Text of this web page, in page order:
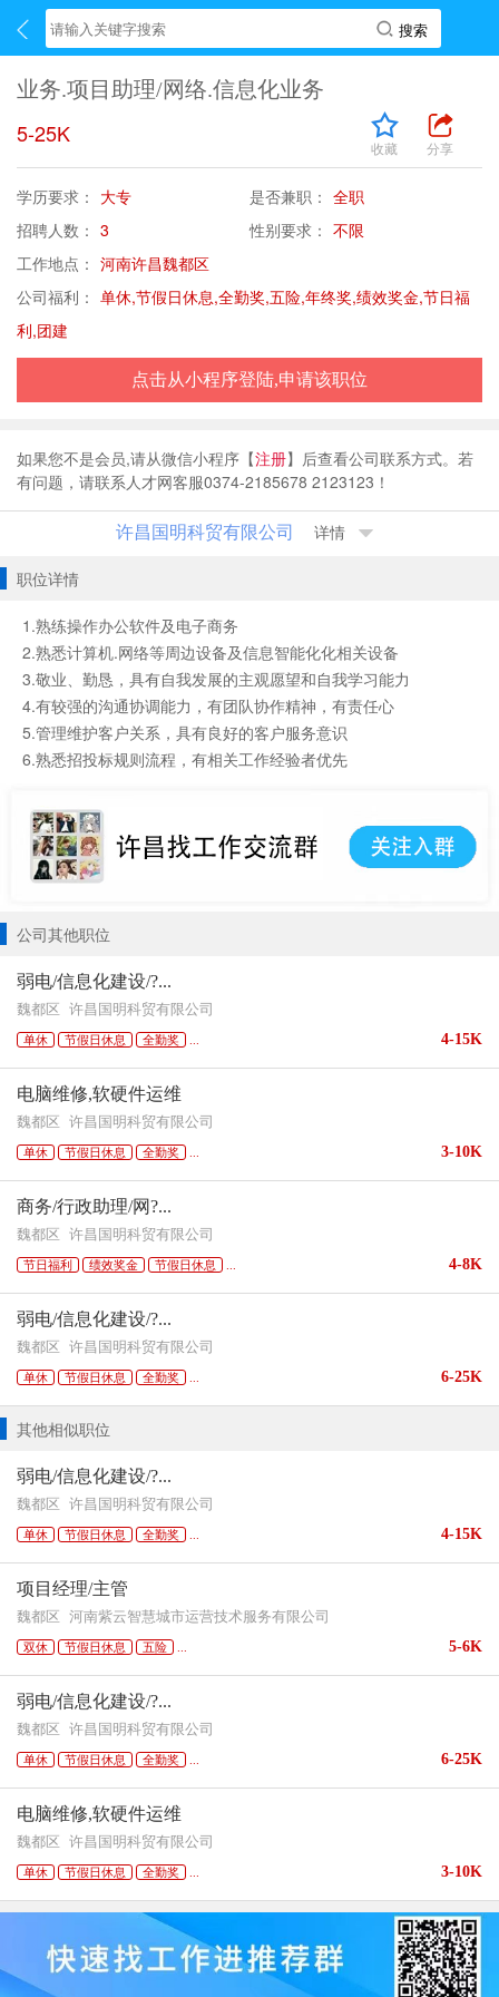
业务.项目助理/网络.信息化业务
5-25K
收藏 分享
学历要求： 大专 是否兼职： 全职
招聘人数： 3 性别要求： 不限
工作地点： 河南许昌魏都区
公司福利： 单休,节假日休息,全勤奖,五险,年终奖,绩效奖金,节日福
利,团建
点击从小程序登陆,申请该职位
如果您不是会员,请从微信小程序【注册】后查看公司联系方式。若
有问题，请联系人才网客服0374-2185678 2123123！
许昌国明科贸有限公司 详情
职位详情
1.熟练操作办公软件及电子商务
2.熟悉计算机.网络等周边设备及信息智能化化相关设备
3.敬业、勤恳，具有自我发展的主观愿望和自我学习能力
4.有较强的沟通协调能力，有团队协作精神，有责任心
5.管理维护客户关系，具有良好的客户服务意识
6.熟悉招投标规则流程，有相关工作经验者优先
公司其他职位
弱电/信息化建设/?...
魏都区 许昌国明科贸有限公司
单休 节假日休息 全勤奖 4-15K
电脑维修,软硬件运维
魏都区 许昌国明科贸有限公司
单休 节假日休息 全勤奖 3-10K
商务/行政助理/网?...
魏都区 许昌国明科贸有限公司
节日福利 绩效奖金 节假日休息 4-8K
弱电/信息化建设/?...
魏都区 许昌国明科贸有限公司
单休 节假日休息 全勤奖 6-25K
其他相似职位
弱电/信息化建设/?...
魏都区 许昌国明科贸有限公司
单休 节假日休息 全勤奖 4-15K
项目经理/主管
魏都区 河南紫云智慧城市运营技术服务有限公司
双休 节假日休息 五险 5-6K
弱电/信息化建设/?...
魏都区 许昌国明科贸有限公司
单休 节假日休息 全勤奖 6-25K
电脑维修,软硬件运维
魏都区 许昌国明科贸有限公司
单休 节假日休息 全勤奖 3-10K